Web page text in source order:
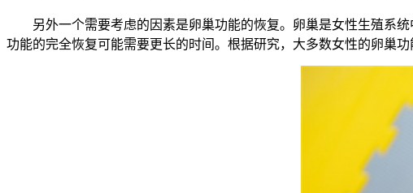
另外一个需要考虑的因素是卵巢功能的恢复。卵巢是女性生殖系统
功能的完全恢复可能需要更长的时间。根据研究，大多数女性的卵巢